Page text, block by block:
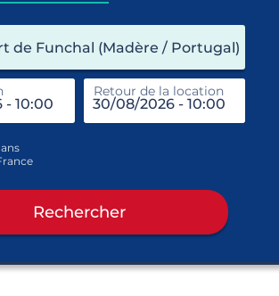
de Funchal (Madère / Portugal)
Retour de la location
ans
Rechercher